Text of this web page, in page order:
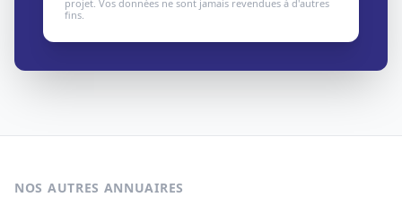
projet. Vos données ne sont jamais revendues à d'autres
fins.
NOS AUTRES ANNUAIRES